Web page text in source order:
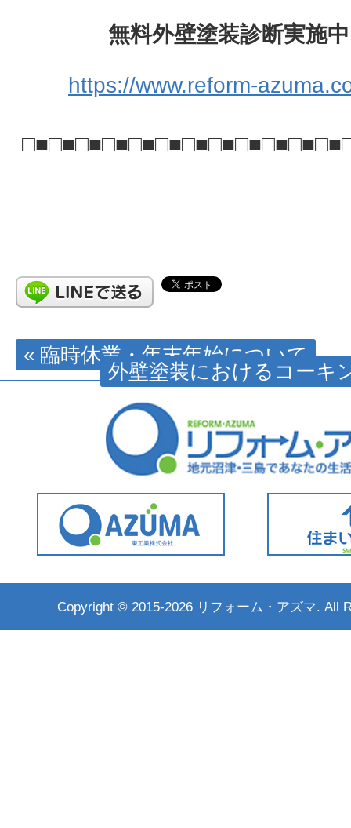
無料外壁塗装診断実施
https://www.reform-
« 臨時休業・年末年始について
外壁塗装におけるコーキ
Copyright © 2015-2026 リフォーム・アズマ. All